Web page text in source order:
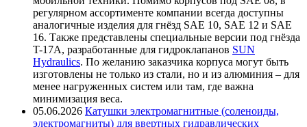
регулярном ассортименте компании всегда доступны
аналогичные изделия для гнёзд SAE 10, SAE 12 и SAE
16. Также представлены специальные версии под гнёзда
T-17A, разработанные для гидроклапанов SUN
Hydraulics. По желанию заказчика корпуса могут быть
изготовлены не только из стали, но и из алюминия – для
менее нагруженных систем или там, где важна
минимизация веса.
05.06.2026 Катушки электромагнитные (соленоиды,
электромагниты) для ввертных гидравлических